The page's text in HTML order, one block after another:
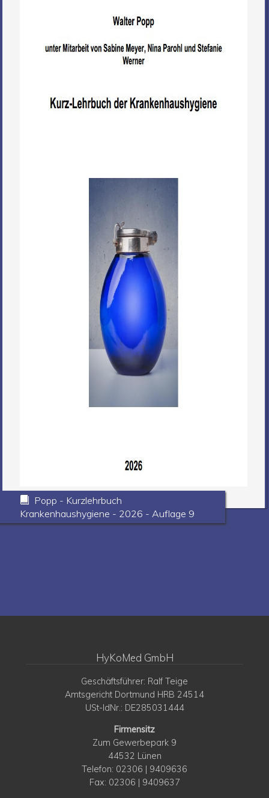
Popp - Kurzlehrbuch
Krankenhaushygiene - 2026 - Auflage 9
HyKoMed GmbH
Geschäftsführer: Ralf Teige
Amtsgericht Dortmund HRB 24514
USt-IdNr.: DE285031444
Firmensitz
Zum Gewerbepark 9
44532 Lünen
Telefon: 02306 | 9409636
Fax: 02306 | 9409637